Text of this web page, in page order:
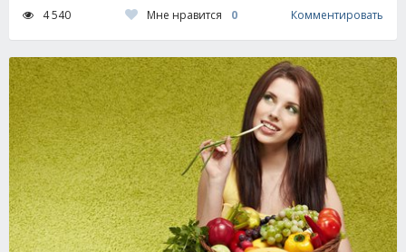
4 540 Мне нравится 0 Комментировать